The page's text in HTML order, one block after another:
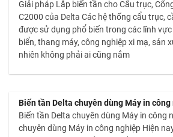
Giải pháp Lắp biến tần cho Cẩu trục,
C2000 của Delta Các hệ thống cẩu trục,
được sử dụng phổ biến trong các lĩnh
biển, thang máy, công nghiệp xi mạ, sản
nhiên không phải ai cũng nắm
Biến tần Delta chuyên dùng Máy in
Biến tần Delta chuyên dùng Máy in công
chuyên dùng Máy in công nghiệp Hiện